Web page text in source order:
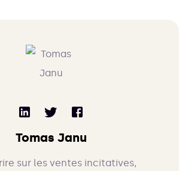
Tomas Janu
sur les ventes incitatives,